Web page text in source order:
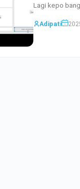
Lagi kepo
Adipati